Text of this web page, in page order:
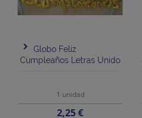
Globo Feliz
Cumpleaños Letras Unido
1 unidad
Precio
2,25 €